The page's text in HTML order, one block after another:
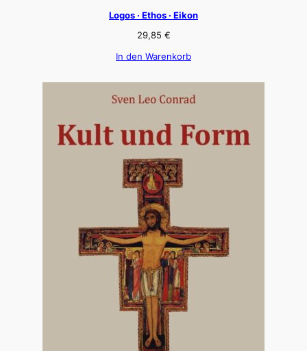
Logos · Ethos · Eikon
29,85 €
In den Warenkorb